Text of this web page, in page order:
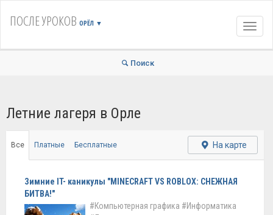
ПОСЛЕ УРОКОВ ОРЁЛ ▼
Поиск
Летние лагеря в Орле
Все Платные Бесплатные На карте
Зимние IT- каникулы "MINECRAFT VS ROBLOX: СНЕЖНАЯ
БИТВА!"
#Компьютерная графика #Информатика